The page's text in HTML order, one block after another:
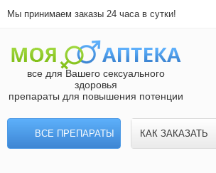
Мы принимаем заказы 24 часа в сутки!
все для Вашего сексуального
здоровья
препараты для повышения потенции
ВСЕ ПРЕПАРАТЫ КАК ЗАКАЗАТЬ